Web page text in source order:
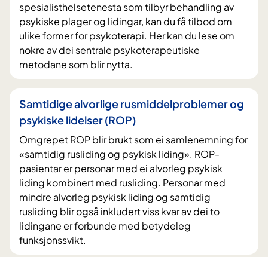
spesialisthelsetenesta som tilbyr behandling av
psykiske plager og lidingar, kan du få tilbod om
ulike former for psykoterapi. Her kan du lese om
nokre av dei sentrale psykoterapeutiske
metodane som blir nytta.
Samtidige alvorlige rusmiddelproblemer og
psykiske lidelser (ROP)
Omgrepet ROP blir brukt som ei samlenemning for
«samtidig rusliding og psykisk liding». ROP-
pasientar er personar med ei alvorleg psykisk
liding kombinert med rusliding. Personar med
mindre alvorleg psykisk liding og samtidig
rusliding blir også inkludert viss kvar av dei to
lidingane er forbunde med betydeleg
funksjonssvikt.